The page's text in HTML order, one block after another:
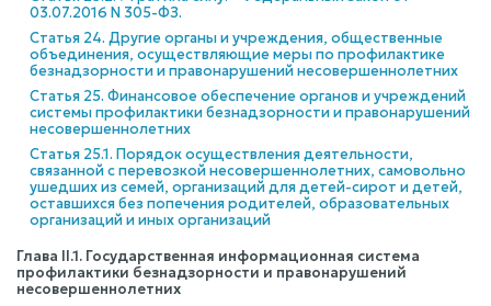
03.07.2016 N 305-ФЗ.
Статья 24. Другие органы и учреждения, общественные
объединения, осуществляющие меры по профилактике
безнадзорности и правонарушений несовершеннолетних
Статья 25. Финансовое обеспечение органов и учреждений
системы профилактики безнадзорности и правонарушений
несовершеннолетних
Статья 25.1. Порядок осуществления деятельности,
связанной с перевозкой несовершеннолетних, самовольно
ушедших из семей, организаций для детей-сирот и детей,
оставшихся без попечения родителей, образовательных
организаций и иных организаций
Глава II.1. Государственная информационная система
профилактики безнадзорности и правонарушений
несовершеннолетних